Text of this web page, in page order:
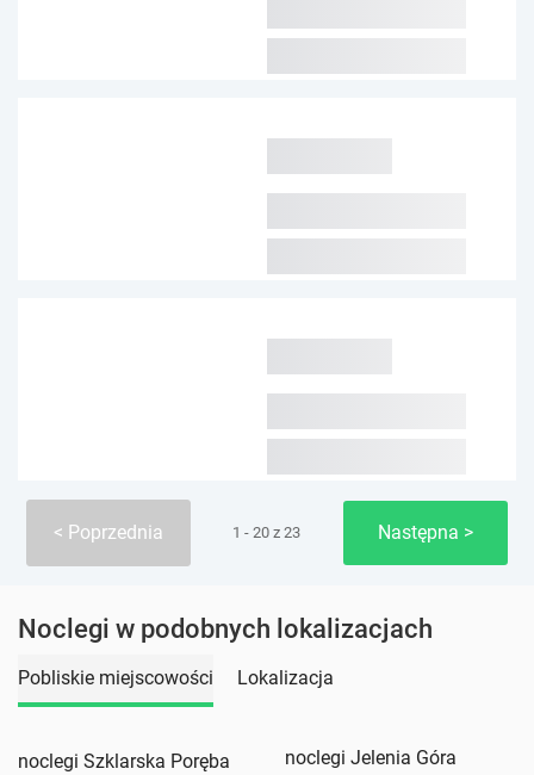
Poprzednia 1 - 20 z 23 Następna
Noclegi w podobnych lokalizacjach
Pobliskie miejscowości Lokalizacja
noclegi Szklarska Poręba
noclegi Jelenia Góra